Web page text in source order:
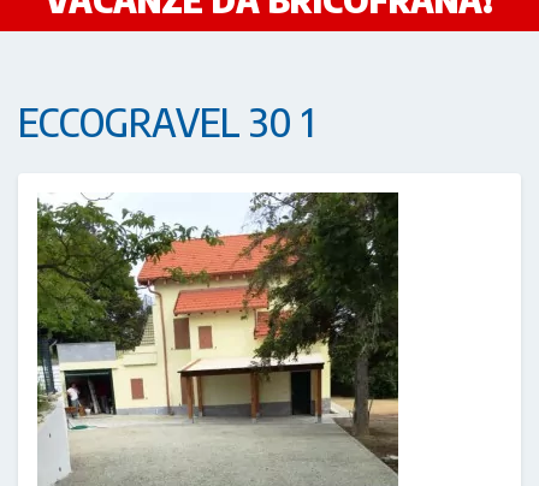
ECCOGRAVEL 30 1